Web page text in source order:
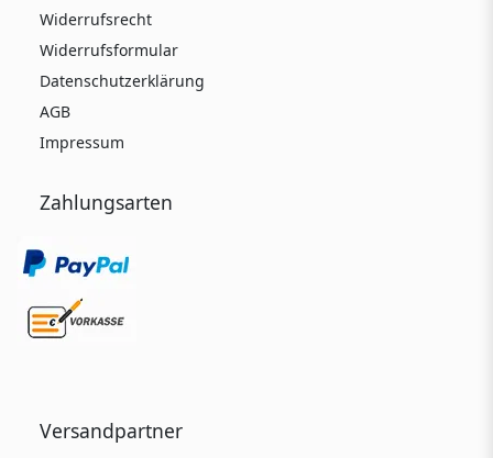
Widerrufsrecht
Widerrufsformular
Datenschutzerklärung
AGB
Impressum
Zahlungsarten
Versandpartner